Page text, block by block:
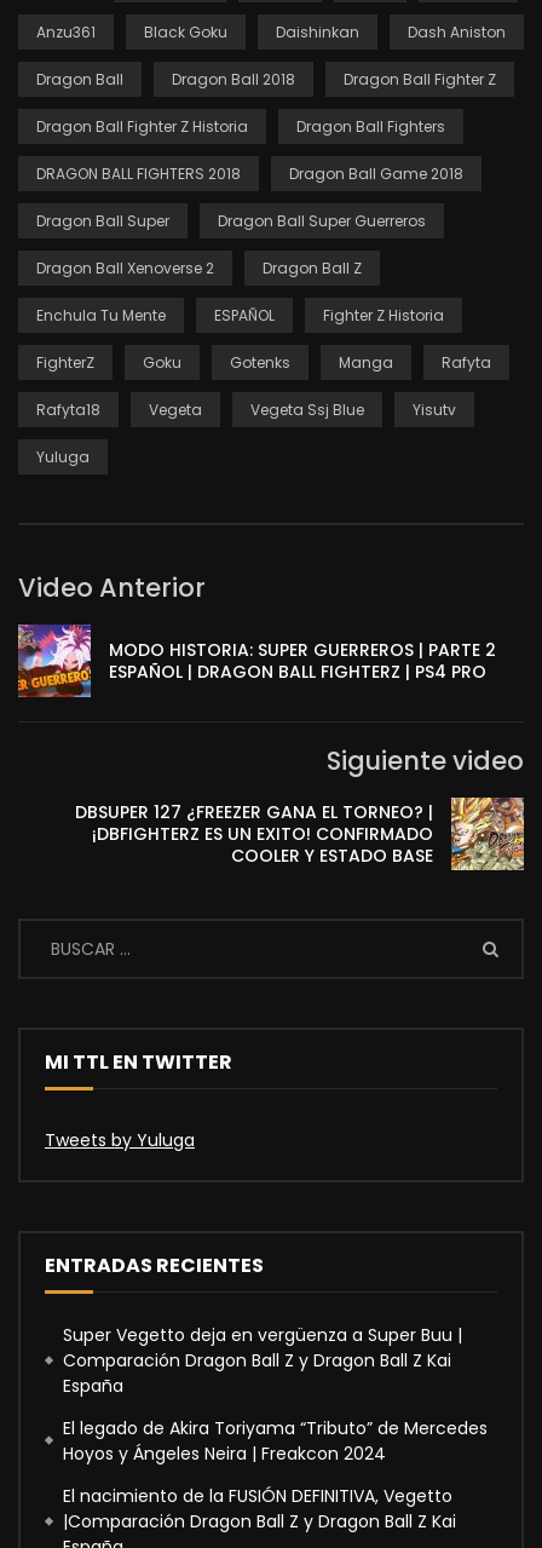
Anzu361 Black Goku Daishinkan Dash Aniston
Dragon Ball Dragon Ball 2018 Dragon Ball Fighter Z
Dragon Ball Fighter Z Historia Dragon Ball Fighters
DRAGON BALL FIGHTERS 2018 Dragon Ball Game 2018
Dragon Ball Super Dragon Ball Super Guerreros
Dragon Ball Xenoverse 2 Dragon Ball Z
Enchula Tu Mente ESPAÑOL Fighter Z Historia
FighterZ Goku Gotenks Manga Rafyta
Rafyta18 Vegeta Vegeta Ssj Blue Yisutv
Yuluga
Video Anterior
MODO HISTORIA: SUPER GUERREROS | PARTE 2
ESPAÑOL | DRAGON BALL FIGHTERZ | PS4 PRO
Siguiente video
DBSUPER 127 ¿FREEZER GANA EL TORNEO? |
¡DBFIGHTERZ ES UN EXITO! CONFIRMADO
COOLER Y ESTADO BASE
MI TTL EN TWITTER
Tweets by Yuluga
ENTRADAS RECIENTES
Super Vegetto deja en vergüenza a Super Buu |
Comparación Dragon Ball Z y Dragon Ball Z Kai
España
El legado de Akira Toriyama “Tributo” de Mercedes
Hoyos y Ángeles Neira | Freakcon 2024
El nacimiento de la FUSIÓN DEFINITIVA, Vegetto
|Comparación Dragon Ball Z y Dragon Ball Z Kai